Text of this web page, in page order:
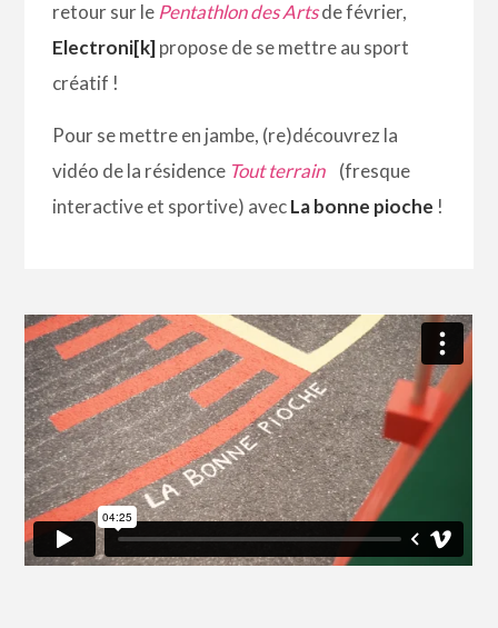
retour sur le Pentathlon des Artsde février,
Electroni[k]propose de se mettre au sport
créatif !
Pour se mettre en jambe, (re)découvrez la
vidéo de la résidence Tout terrain
(fresque
interactive et sportive) avecLa bonne pioche !